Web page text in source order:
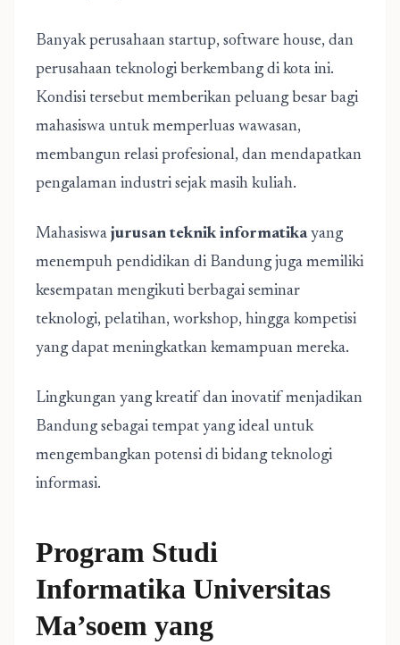
Banyak perusahaan startup, software house, dan
perusahaan teknologi berkembang di kota ini.
Kondisi tersebut memberikan peluang besar bagi
mahasiswa untuk memperluas wawasan,
membangun relasi profesional, dan mendapatkan
pengalaman industri sejak masih kuliah.
Mahasiswa jurusan teknik informatikayang
menempuh pendidikan di Bandung juga memiliki
kesempatan mengikuti berbagai seminar
teknologi, pelatihan, workshop, hingga kompetisi
yang dapat meningkatkan kemampuan mereka.
Lingkungan yang kreatif dan inovatif menjadikan
Bandung sebagai tempat yang ideal untuk
mengembangkan potensi di bidang teknologi
informasi.
Program Studi
Informatika Universitas
Ma’soem yang